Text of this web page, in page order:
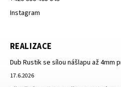
Instagram
REALIZACE
Dub Rustik se sílou nášlapu až 4mm
17.6.2026